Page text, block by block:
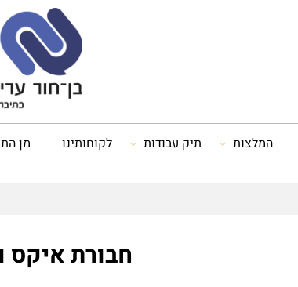
המלצות תיק עבודות לקוחותינו מן
חבורת איקס